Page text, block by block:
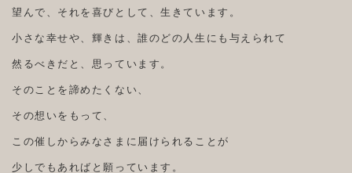
望んで、それを喜びとして、生きています。
小さな幸せや、輝きは、誰のどの人生にも与えられて
然るべきだと、思っています。
そのことを諦めたくない、
その想いをもって、
この催しからみなさまに届けられることが
少しでもあればと願っています。